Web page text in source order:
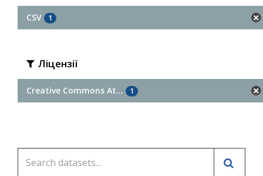
CSV 1
Ліцензії
Creative Commons At... 1